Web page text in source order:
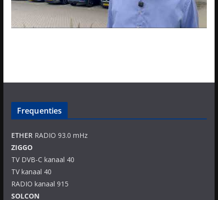
Frequenties
ETHERRADIO 93.0 mHz
ZIGGO
TV DVB-C kanaal 40
TV kanaal 40
RADIO kanaal 915
SOLCON